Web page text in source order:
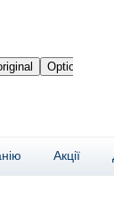
Акції